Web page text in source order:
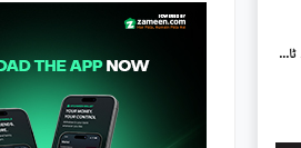
بحریہ ٹاؤن فیز 8 ۔ عثمان بلاک بحریہ ٹاؤن فیز 8 ۔ سفاری ویلی,بحریہ ٹاؤن فیز 8,بحریہ ٹاؤن راولپنڈی,راولپنڈی میں 5 کمروں کا 7 مرلہ مکان 85.0 ہزار میں کرایہ پر دستیاب ہے۔